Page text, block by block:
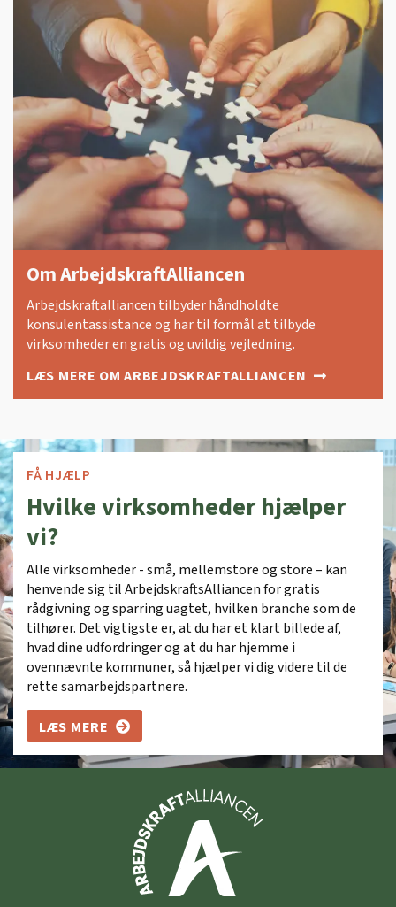
Om ArbejdskraftAlliancen
Arbejdskraftalliancen tilbyder håndholdte
konsulentassistance og har til formål at tilbyde
virksomheder en gratis og uvildig vejledning.
LÆS MERE OM ARBEJDSKRAFTALLIANCEN
FÅ HJÆLP
Hvilke virksomheder hjælper
vi?
Alle virksomheder - små, mellemstore og store – kan
henvende sig til ArbejdskraftsAlliancen for gratis
rådgivning og sparring uagtet, hvilken branche som de
tilhører. Det vigtigste er, at du har et klart billede af,
hvad dine udfordringer og at du har hjemme i
ovennævnte kommuner, så hjælper vi dig videre til de
rette samarbejdspartnere.
LÆS MERE